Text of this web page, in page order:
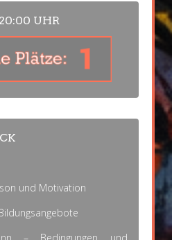
UHR
und Motivation